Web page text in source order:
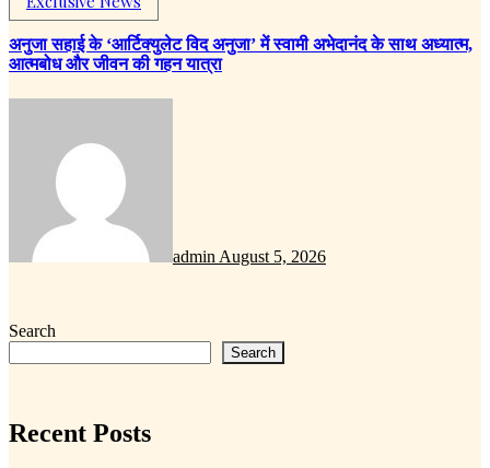
अनुजा सहाई के ‘आर्टिक्युलेट विद अनुजा’ में स्वामी अभेदानंद के साथ अध्यात्म,
आत्मबोध और जीवन की गहन यात्रा
admin August 5, 2026
Search
Search
Recent Posts